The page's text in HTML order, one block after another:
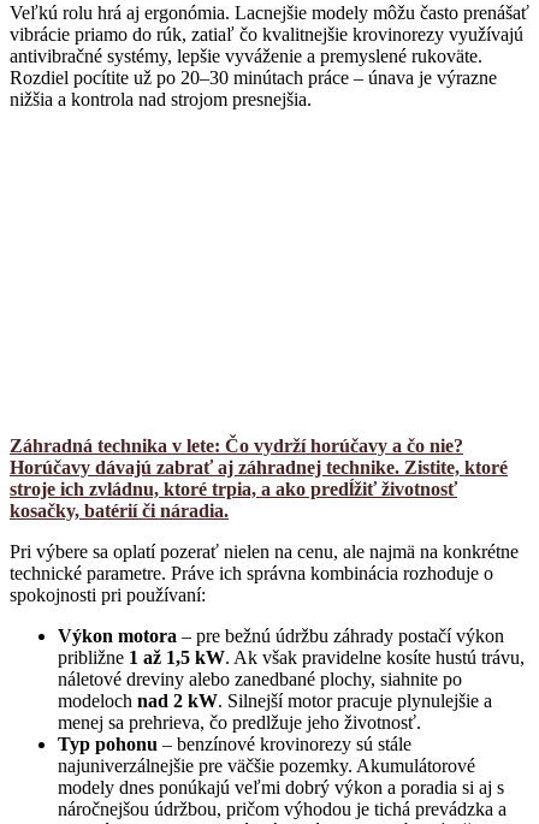
Veľkú rolu hrá aj ergonómia. Lacnejšie modely môžu často prenášať
vibrácie priamo do rúk, zatiaľ čo kvalitnejšie krovinorezy využívajú
antivibračné systémy, lepšie vyváženie a premyslené rukoväte.
Rozdiel pocítite už po 20–30 minútach práce – únava je výrazne
nižšia a kontrola nad strojom presnejšia.
Záhradná technika v lete: Čo vydrží horúčavy a čo nie?
Horúčavy dávajú zabrať aj záhradnej technike. Zistite, ktoré
stroje ich zvládnu, ktoré trpia, a ako predĺžiť životnosť
kosačky, batérií či náradia.
Pri výbere sa oplatí pozerať nielen na cenu, ale najmä na konkrétne
technické parametre. Práve ich správna kombinácia rozhoduje o
spokojnosti pri používaní:
Výkon motora – pre bežnú údržbu záhrady postačí výkon
približne 1 až 1,5 kW. Ak však pravidelne kosíte hustú trávu,
náletové dreviny alebo zanedbané plochy, siahnite po
modeloch nad 2 kW. Silnejší motor pracuje plynulejšie a
menej sa prehrieva, čo predlžuje jeho životnosť.
Typ pohonu – benzínové krovinorezy sú stále
najuniverzálnejšie pre väčšie pozemky. Akumulátorové
modely dnes ponúkajú veľmi dobrý výkon a poradia si aj s
náročnejšou údržbou, pričom výhodou je tichá prevádzka a